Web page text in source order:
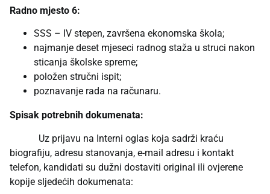
Radno mjesto 6:
SSS – IV stepen, završena ekonomska škola;
najmanje deset mjeseci radnog staža u struci nakon
sticanja školske spreme;
položen stručni ispit;
poznavanje rada na računaru.
Spisak potrebnih dokumenata:
Uz prijavu na Interni oglas koja sadrži kraću
biografiju, adresu stanovanja, e-mail adresu i kontakt
telefon, kandidati su dužni dostaviti original ili ovjerene
kopije sljedećih dokumenata: